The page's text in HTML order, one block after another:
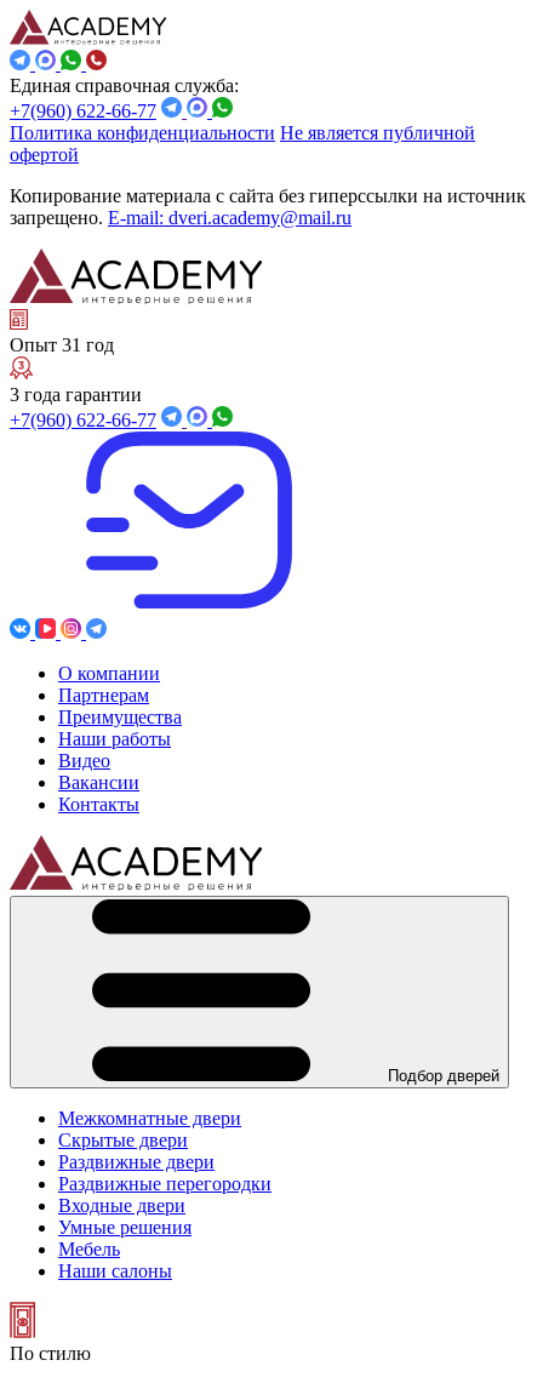
Единая справочная служба:
+7(960) 622-66-77
Политика конфиденциальности Не является публичной
офертой
Копирование материала с сайта без гиперссылки на источник
запрещено. E-mail: dveri.academy@mail.ru
Опыт 31 год
3 года гарантии
+7(960) 622-66-77
О компании
Партнерам
Преимущества
Наши работы
Видео
Вакансии
Контакты
Подбор дверей
Межкомнатные двери
Скрытые двери
Раздвижные двери
Раздвижные перегородки
Входные двери
Умные решения
Мебель
Наши салоны
По стилю